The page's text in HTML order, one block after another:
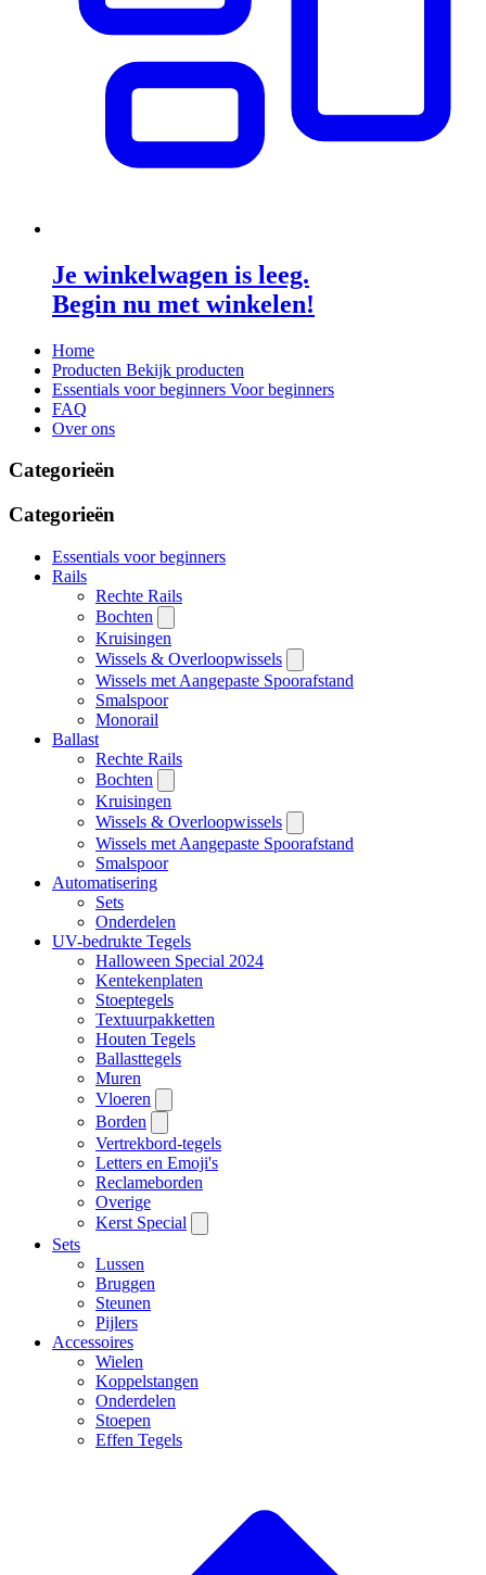
Je winkelwagen is leeg.
Begin nu met winkelen!
Home
Producten Bekijk producten
Essentials voor beginners Voor beginners
FAQ
Over ons
Categorieën
Categorieën
Essentials voor beginners
Rails
Rechte Rails
Bochten
Kruisingen
Wissels & Overloopwissels
Wissels met Aangepaste Spoorafstand
Smalspoor
Monorail
Ballast
Rechte Rails
Bochten
Kruisingen
Wissels & Overloopwissels
Wissels met Aangepaste Spoorafstand
Smalspoor
Automatisering
Sets
Onderdelen
UV-bedrukte Tegels
Halloween Special 2024
Kentekenplaten
Stoeptegels
Textuurpakketten
Houten Tegels
Ballasttegels
Muren
Vloeren
Borden
Vertrekbord-tegels
Letters en Emoji's
Reclameborden
Overige
Kerst Special
Sets
Lussen
Bruggen
Steunen
Pijlers
Accessoires
Wielen
Koppelstangen
Onderdelen
Stoepen
Effen Tegels